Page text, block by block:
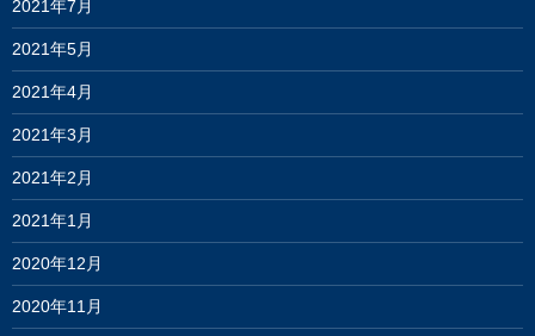
2021年7月
2021年5月
2021年4月
2021年3月
2021年2月
2021年1月
2020年12月
2020年11月